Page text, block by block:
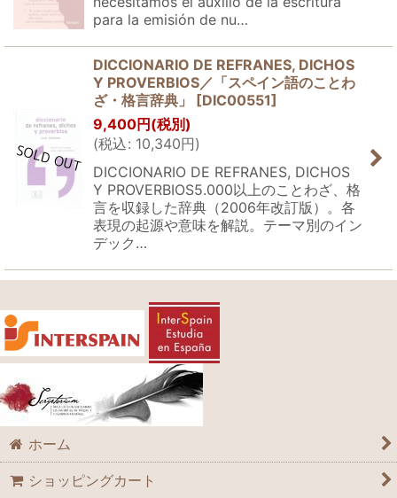
para la emisión de nu…
DICCIONARIO DE REFRANES, DICHOS
Y PROVERBIOS／「スペイン語のことわ
ざ・格言辞典」
[DIC00551]
9,400円 (税別)
(税込: 10,340円)
DICCIONARIO DE REFRANES, DICHOS
Y PROVERBIOS5.000以上のことわざ、格
言を収録した辞典（2006年改訂版）。各
表現の起源や意味を解説。テーマ別のイン
デック…
ホーム
ショッピングカート